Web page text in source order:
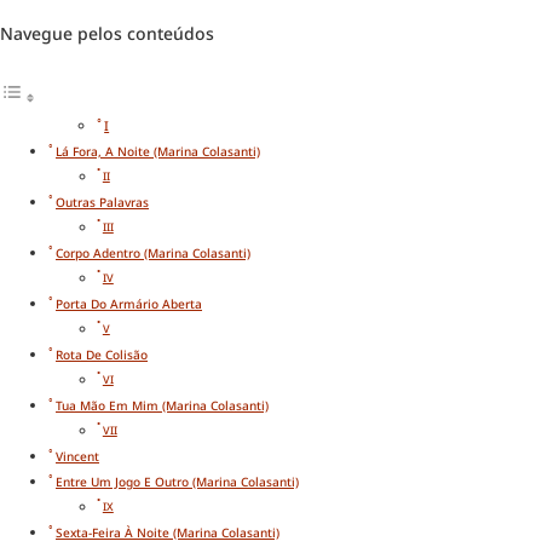
Navegue pelos conteúdos
I
Lá Fora, A Noite (Marina Colasanti)
II
Outras Palavras
III
Corpo Adentro (Marina Colasanti)
IV
Porta Do Armário Aberta
V
Rota De Colisão
VI
Tua Mão Em Mim (Marina Colasanti)
VII
Vincent
Entre Um Jogo E Outro (Marina Colasanti)
IX
Sexta-Feira À Noite (Marina Colasanti)